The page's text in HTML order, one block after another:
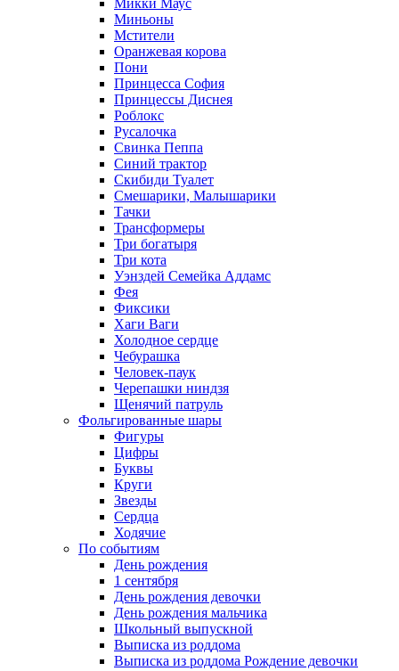
Микки Маус
Миньоны
Мстители
Оранжевая корова
Пони
Принцесса София
Принцессы Диснея
Роблокс
Русалочка
Свинка Пеппа
Синий трактор
Скибиди Туалет
Смешарики, Малышарики
Тачки
Трансформеры
Три богатыря
Три кота
Уэнздей Семейка Аддамс
Фея
Фиксики
Хаги Ваги
Холодное сердце
Чебурашка
Человек-паук
Черепашки ниндзя
Щенячий патруль
Фольгированные шары
Фигуры
Цифры
Буквы
Круги
Звезды
Сердца
Ходячие
По событиям
День рождения
1 сентября
День рождения девочки
День рождения мальчика
Школьный выпускной
Выписка из роддома
Выписка из роддома Рождение девочки